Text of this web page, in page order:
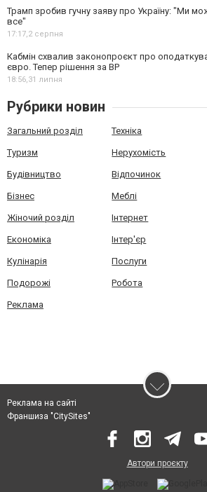
Трамп зробив гучну заяву про Україну: "Ми
все"
17:17,2 серпня
Кабмін схвалив законопроєкт про
євро. Тепер рішення за ВР
18:56,31 липня
Рубрики новин
Загальний розділ Техніка
Туризм Нерухомість
Будівництво Відпочинок
Бізнес Меблі
Жіночий розділ Інтернет
Економіка Інтер'єр
Кулінарія Послуги
Подорожі Робота
Реклама
Реклама на сайті
Франшиза "CitySites"
Автори проєкту